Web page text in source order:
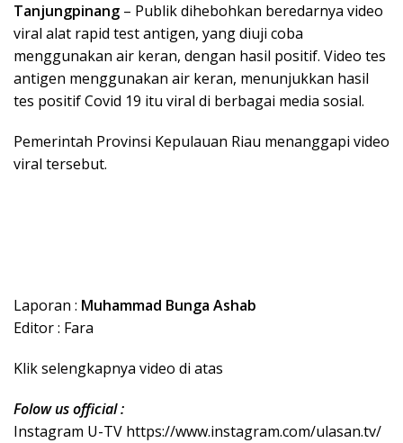
Tanjungpinang – Publik dihebohkan beredarnya video
viral alat rapid test antigen, yang diuji coba
menggunakan air keran, dengan hasil positif. Video tes
antigen menggunakan air keran, menunjukkan hasil
tes positif Covid 19 itu viral di berbagai media sosial.
Pemerintah Provinsi Kepulauan Riau menanggapi video
viral tersebut.
Laporan : Muhammad Bunga Ashab
Editor : Fara
Klik selengkapnya video di atas
Folow us official :
Instagram U-TV https://www.instagram.com/ulasan.tv/